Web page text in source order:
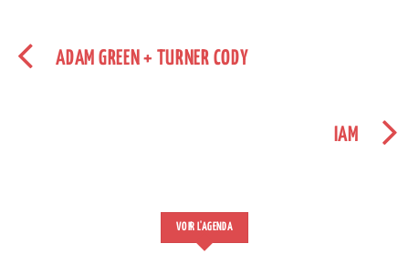
ADAM GREEN + TURNER CODY
IAM
VOIR L'AGENDA